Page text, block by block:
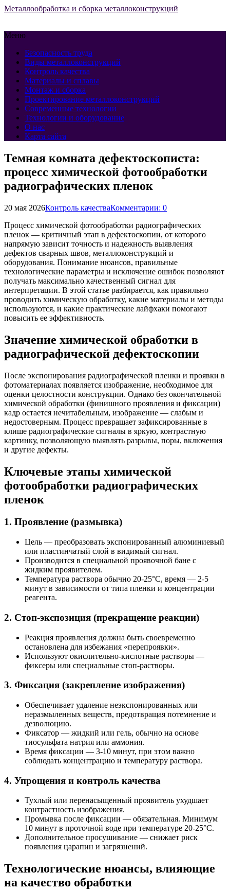
Металлообработка и сборка металлоконструкций
Меню
Безопасность труда
Виды металлоконструкций
Контроль качества
Материалы и сплавы
Монтаж и сборка
Проектирование металлоконструкций
Современные технологии
Технологии и оборудование
О нас
Карта сайта
Темная комната дефектоскописта:
процесс химической фотообработки
радиографических пленок
20 мая 2026Контроль качестваКомментарии: 0
Процесс химической фотообработки радиографических
пленок — критичный этап в дефектоскопии, от которого
напрямую зависит точность и надежность выявления
дефектов сварных швов, металлоконструкций и
оборудования. Понимание нюансов, правильные
технологические параметры и исключение ошибок позволяют
получать максимально качественный сигнал для
интерпретации. В этой статье разбирается, как правильно
проводить химическую обработку, какие материалы и методы
используются, и какие практические лайфхаки помогают
повысить ее эффективность.
Значение химической обработки в
радиографической дефектоскопии
После экспонирования радиографической пленки и проявки в
фотоматериалах появляется изображение, необходимое для
оценки целостности конструкции. Однако без окончательной
химической обработки (финишного проявления и фиксации)
кадр остается нечитабельным, изображение — слабым и
недостоверным. Процесс превращает зафиксированные в
клише радиографические сигналы в яркую, контрастную
картинку, позволяющую выявлять разрывы, поры, включения
и другие дефекты.
Ключевые этапы химической
фотообработки радиографических
пленок
1. Проявление (размывка)
Цель — преобразовать экспонированный алюминиевый
или пластинчатый слой в видимый сигнал.
Производится в специальной проявочной бане с
жидким проявителем.
Температура раствора обычно 20-25°C, время — 2-5
минут в зависимости от типа пленки и концентрации
реагента.
2. Стоп-экспозиция (прекращение реакции)
Реакция проявления должна быть своевременно
остановлена для избежания «перепроявки».
Используют окислительно-кислотные растворы —
фиксеры или специальные стоп-растворы.
3. Фиксация (закрепление изображения)
Обеспечивает удаление неэкспонированных или
неразмыленных веществ, предотвращая потемнение и
дезволюцию.
Фиксатор — жидкий или гель, обычно на основе
тиосульфата натрия или аммония.
Время фиксации — 3-10 минут, при этом важно
соблюдать концентрацию и температуру раствора.
4. Упрощения и контроль качества
Тухлый или перенасыщенный проявитель ухудшает
контрастность изображения.
Промывка после фиксации — обязательная. Минимум
10 минут в проточной воде при температуре 20-25°C.
Дополнительное просушивание — снижает риск
появления царапин и загрязнений.
Технологические нюансы, влияющие
на качество обработки